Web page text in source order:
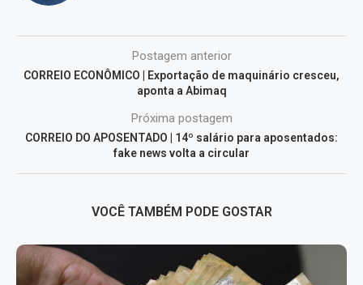
Postagem anterior
CORREIO ECONÔMICO | Exportação de maquinário cresceu,
aponta a Abimaq
Próxima postagem
CORREIO DO APOSENTADO | 14º salário para aposentados:
fake news volta a circular
VOCÊ TAMBÉM PODE GOSTAR